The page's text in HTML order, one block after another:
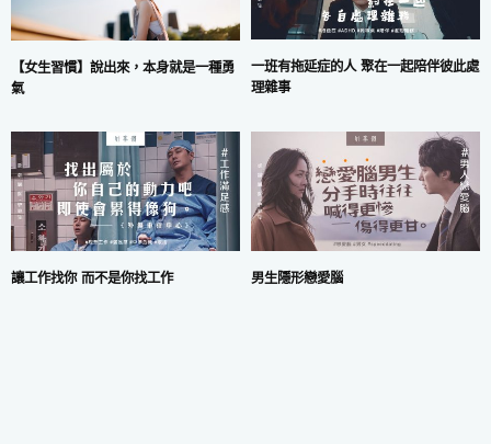
【女生習慣】說出來，本身就是一種勇
氣
一班有拖延症的人 聚在一起陪伴彼此處
理雜事
讓工作找你 而不是你找工作 男生隱形戀愛腦